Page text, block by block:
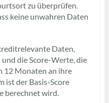
zu überprüfen.
keine unwahren Daten
Daten,
die Score-Werte, die
12 Monaten an ihre
ist der Basis-Score
berechnet wird.